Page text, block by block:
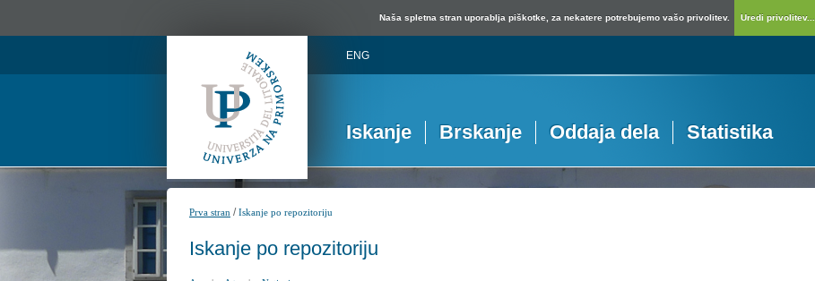
Naša spletna stran uporablja piškotke, za nekatere potrebujemo vašo privolitev. Uredi privolitev...
ENG
Iskanje Brskanje Oddaja dela Statistika
Prva stran /Iskanje po repozitoriju
Iskanje po repozitoriju